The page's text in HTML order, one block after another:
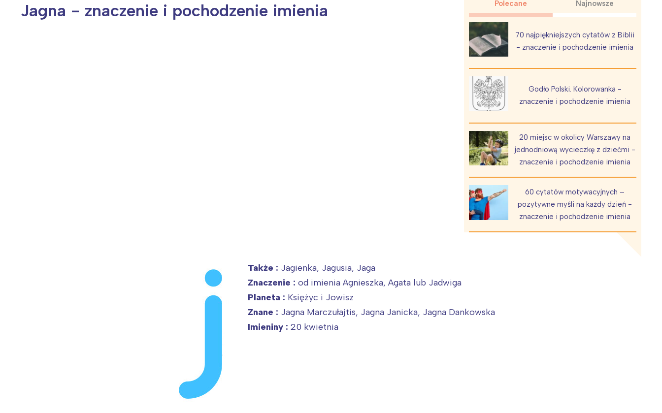
Jagna - znaczenie i pochodzenie imienia Polecane Najnowsze
70 najpiękniejszych cytatów z Biblii
- znaczenie i pochodzenie imienia
Godło Polski. Kolorowanka -
znaczenie i pochodzenie imienia
20 miejsc w okolicy Warszawy na
jednodniową wycieczkę z dziećmi -
znaczenie i pochodzenie imienia
60 cytatów motywacyjnych –
pozytywne myśli na każdy dzień -
znaczenie i pochodzenie imienia
Także : Jagienka, Jagusia, Jaga
Znaczenie : od imienia Agnieszka, Agata lub Jadwiga
Planeta : Księżyc i Jowisz
Znane : Jagna Marczułajtis, Jagna Janicka, Jagna Dankowska
Imieniny : 20 kwietnia